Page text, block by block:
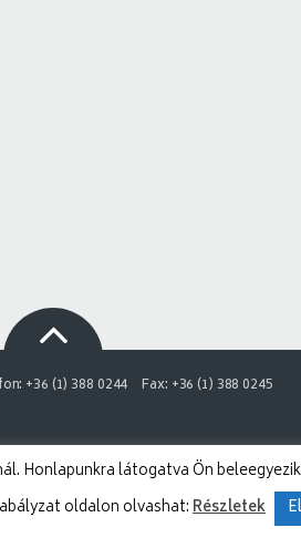
+36 (1) 388 0244
Fax: +36 (1) 388 0245
Honlapunkra látogatva Ön
oldalon olvashat:Részletek